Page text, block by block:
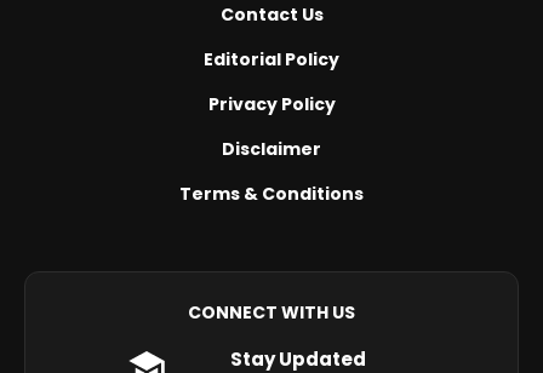
Contact Us
Editorial Policy
Privacy Policy
Disclaimer
Terms & Conditions
CONNECT WITH US
Stay Updated